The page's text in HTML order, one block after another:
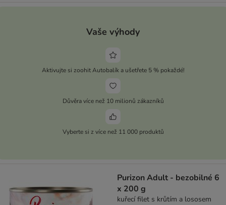
Vaše výhody
Aktivujte si zoohit Autobalík a ušetřete 5 % pokaždé!
Důvěra více než 10 milionů zákazníků
Vyberte si z více než 11 000 produktů
Purizon Adult - bezobilné 6
x 200 g
kuřecí filet s krůtím a lososem